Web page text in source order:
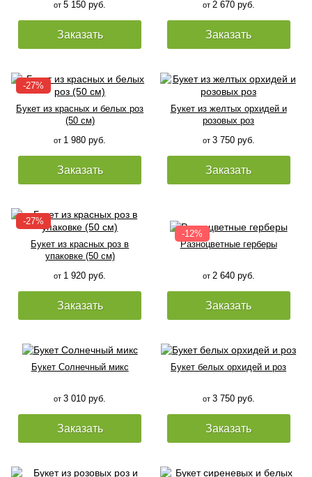
от5 150 руб.
Заказать
от 2 670 руб.
Заказать
Букет из красных и белых роз
(50 см)
от 1 980 руб.
Заказать
Букет из желтых орхидей и
розовых роз
от 3 750 руб.
Заказать
Букет из красных роз в
упаковке (50 см)
от 1 920 руб.
Заказать
Разноцветные герберы
от 2 640 руб.
Заказать
Букет Солнечный микс
от3 010 руб.
Заказать
Букет белых орхидей и роз
от 3 750 руб.
Заказать